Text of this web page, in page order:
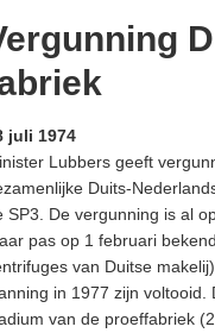
juli 1974
Lubbers geeft
Duits-
SP3. De vergunning is al
pas op 1 februari
van Duitse
in 1977 zijn
van de proeffabriek